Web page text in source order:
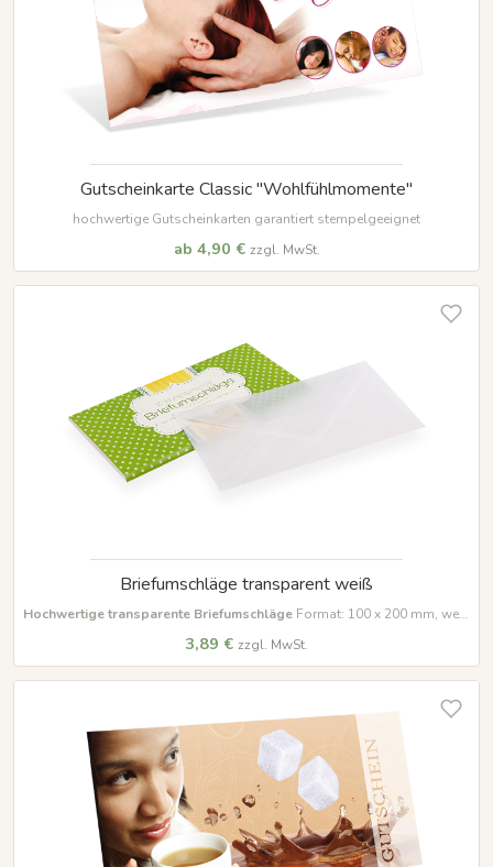
Gutscheinkarte Classic "Wohlfühlmomente"
hochwertige Gutscheinkarten garantiert stempelgeeignet
ab 4,90 € zzgl. MwSt.
Briefumschläge transparent weiß
Hochwertige transparente Briefumschläge Format: 100 x 200 mm, weiß
3,89 € zzgl. MwSt.